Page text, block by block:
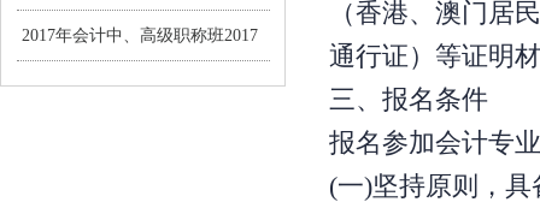
候恢复?
2017年会计中、高级职称班2017
年3月1-28日报名
（香港、澳门居
通行证）等证明
三、报名条件
报名参加会计专
(一)坚持原则，